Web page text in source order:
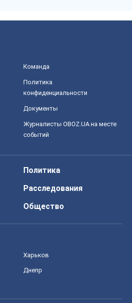
Команда
Политика
конфиденциальности
Документы
Журналисты OBOZ.UA на месте
событий
Политика
Расследования
Общество
Харьков
Днепр